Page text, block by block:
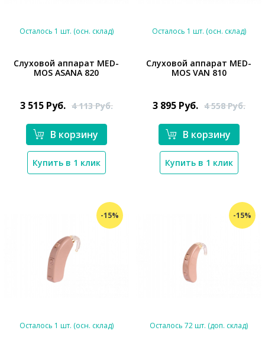
*}
Осталось 1 шт. (осн. склад)
Слуховой аппарат MED-
MOS ASANA 820
3 515 Руб. 4 113Руб.
В корзину
Купить в 1 клик
*}
Осталось 1 шт. (осн. склад)
Слуховой аппарат MED-
MOS VAN 810
3 895 Руб. 4 558Руб.
В корзину
Купить в 1 клик
-15%
Осталось 1 шт. (осн. склад)
-15%
Осталось 72 шт. (доп. склад)